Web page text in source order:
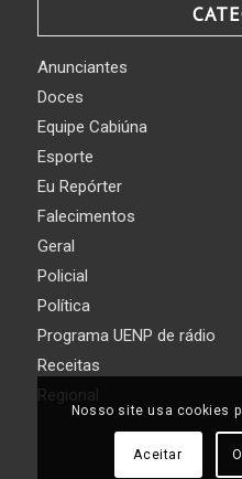
Anunciantes
Doces
Equipe Cabiúna
Esporte
Eu Repórter
Falecimentos
Geral
Policial
Política
Programa UENP de rádio
Receitas
Regional
Nosso site usa cookies
Aceitar